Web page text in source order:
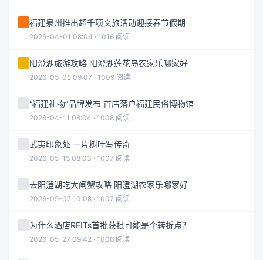
福建泉州推出超千项文旅活动迎接春节假期
2026-04-01 08:04 · 1016 阅读
阳澄湖旅游攻略 阳澄湖莲花岛农家乐哪家好
2026-05-05 09:07 · 1009 阅读
“福建礼物”品牌发布 首店落户福建民俗博物馆
2026-04-11 08:04 · 1008 阅读
武夷印象处 一片树叶写传奇
2026-05-15 08:03 · 1007 阅读
去阳澄湖吃大闸蟹攻略 阳澄湖农家乐哪家好
2026-05-07 10:08 · 1007 阅读
为什么酒店REITs首批获批可能是个转折点？
2026-05-27 09:42 · 1006 阅读